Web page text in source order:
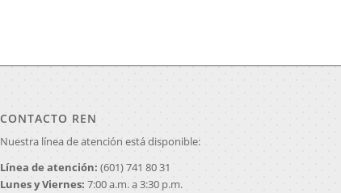
CONTACTO REN
Nuestra línea de atención está disponible:
Línea de atención:(601) 741 80 31
Lunes y Viernes:7:00 a.m. a 3:30 p.m.